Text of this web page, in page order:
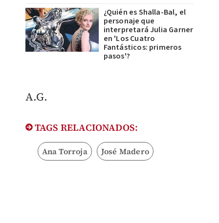
¿Quién es Shalla-Bal, el
personaje que
interpretará Julia Garner
en 'Los Cuatro
Fantásticos: primeros
pasos'?
​A.G.
TAGS RELACIONADOS:
Ana Torroja José Madero